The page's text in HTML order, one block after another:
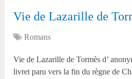
Vie de Lazarille de
Romans
Vie de Lazarille de Tormès d’
livret paru vers la fin du règne de